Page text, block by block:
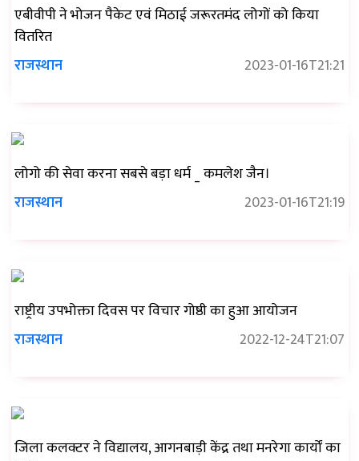
एबीवीपी ने भोजन पैकेट एवं मिठाई जरूरतमंद लोगों को किया
वितरित
राजस्थान
2023-01-16T21:21
लोगो की सेवा करना सबसे बड़ा धर्म _ कमलेश जैन।
राजस्थान
2023-01-16T21:19
राष्ट्रीय उपभोक्ता दिवस पर विचार गोष्ठी का हुआ आयोजन
राजस्थान
2022-12-24T21:07
जिला कलक्टर ने विद्यालय, आगनबाड़ी केंद्र तथा मनरेगा कार्यों का